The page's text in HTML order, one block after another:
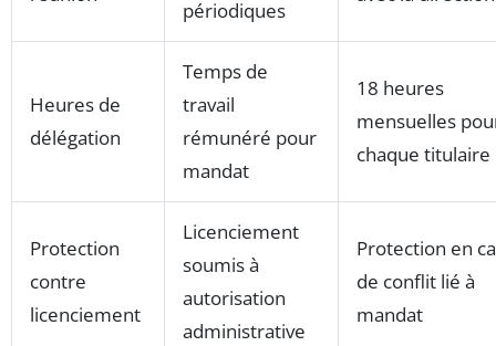
périodiques
Heures de
délégation
Temps de
travail
rémunéré pour
mandat
18 heures
mensuelles
chaque titulaire
Protection
contre
licenciement
Licenciement
soumis à
autorisation
administrative
Protection en
de conflit lié à
mandat